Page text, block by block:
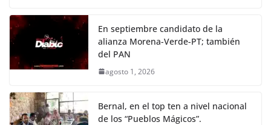
En septiembre candidato de la
alianza Morena-Verde-PT; también
del PAN
agosto 1, 2026
Bernal, en el top ten a nivel nacional
de los “Pueblos Mágicos”.